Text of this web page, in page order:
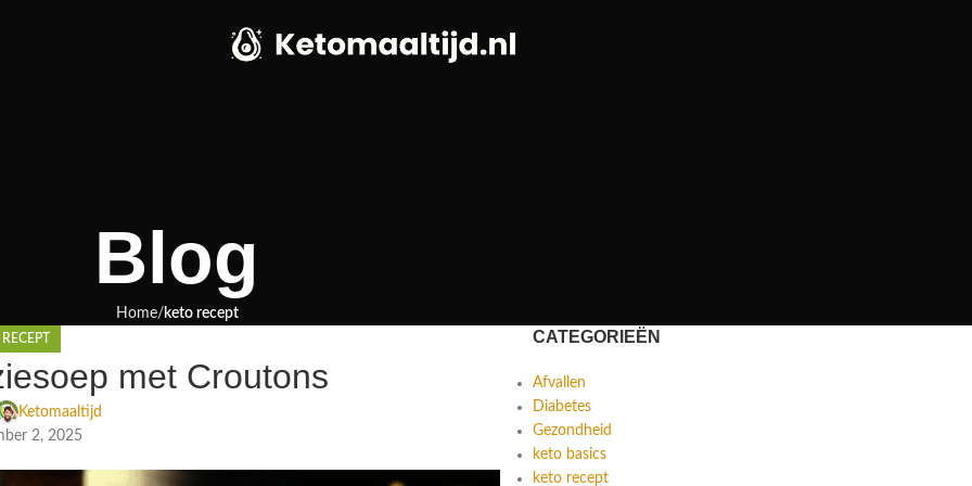
Blog
Home keto recept
met Croutons
Ketomaaltijd
2, 2025
CATEGORIEËN
Afvallen
Diabetes
Gezondheid
keto basics
keto recept